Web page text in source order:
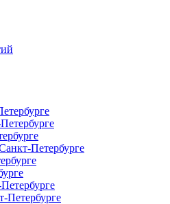
Петербурге
Петербурге